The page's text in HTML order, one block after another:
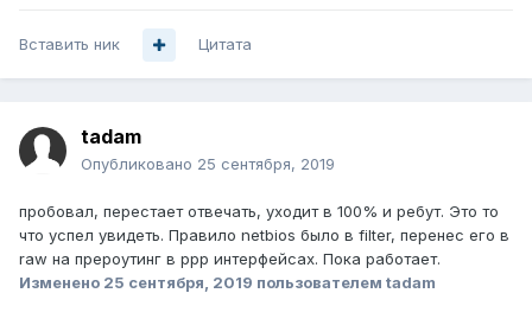
Вставить ник Цитата
tadam
Опубликовано 25 сентября, 2019
пробовал, перестает отвечать, уходит в 100% и ребут. Это то
что успел увидеть. Правило netbios было в filter, перенес его в
raw на прероутинг в ppp интерфейсах. Пока работает.
Изменено 25 сентября, 2019 пользователем tadam